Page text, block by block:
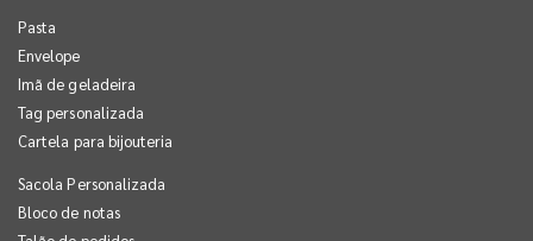
Pasta
Envelope
Imã de geladeira
Tag personalizada
Cartela para bijouteria
Sacola Personalizada
Bloco de notas